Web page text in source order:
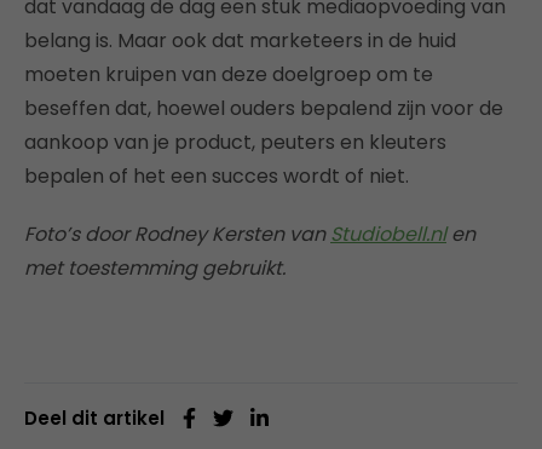
dat vandaag de dag een stuk mediaopvoeding van
belang is. Maar ook dat marketeers in de huid
moeten kruipen van deze doelgroep om te
beseffen dat, hoewel ouders bepalend zijn voor de
aankoop van je product, peuters en kleuters
bepalen of het een succes wordt of niet.
Foto’s door Rodney Kersten vanStudiobell.nlen
met toestemming gebruikt.
Deel dit artikel